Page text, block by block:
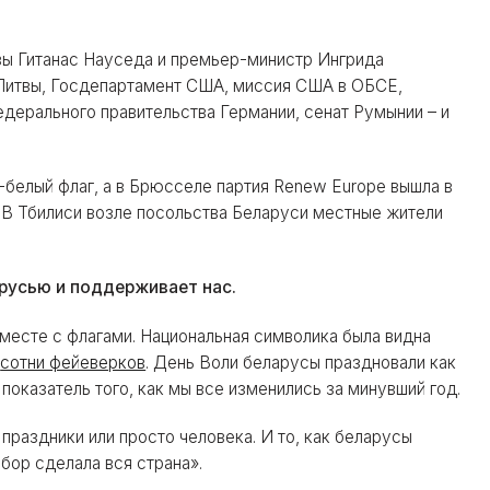
Гитанас Науседа и премьер-министр Ингрида
Госдепартамент США, миссия США в ОБСЕ,
правительства Германии, сенат Румынии – и
флаг, а в Брюсселе партия Renew Europe вышла в
Тбилиси возле посольства Беларуси местные жители
и поддерживает нас.
с флагами. Национальная символика была видна
сотни фейеверков. День Воли беларусы праздновали как
того, как мы все изменились за минувший год.
праздники или просто человека. И то, как беларусы
сделала вся страна».